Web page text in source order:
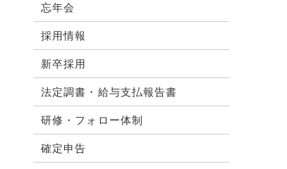
忘年会
採用情報
新卒採用
法定調書・給与支払報告書
研修・フォロー体制
確定申告